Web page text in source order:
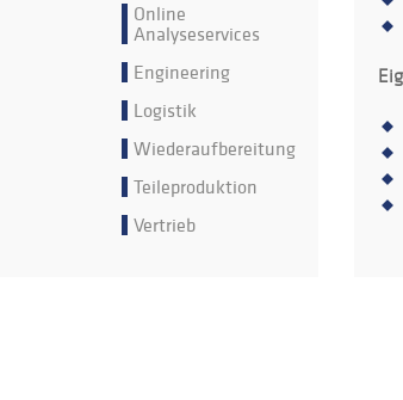
Online
Analyseservices
Engineering
Logistik
Wiederaufbereitung
Teileproduktion
Vertrieb